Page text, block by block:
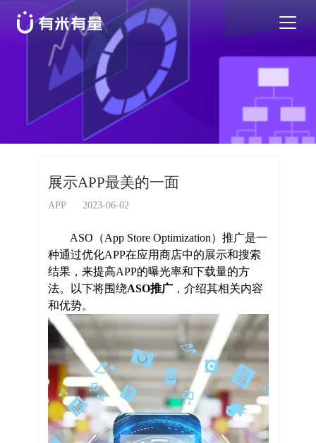
苹果应用商店优化
安卓应用商店优化
行业干货
EN
展示APP最美的一面
APP 2023-06-02
ASO（App Store Optimization）推广是一
种通过优化APP在应用商店中的展示和搜索
结果，来提高APP的曝光率和下载量的方
法。以下将围绕ASO推广，介绍其相关内容
和优势。